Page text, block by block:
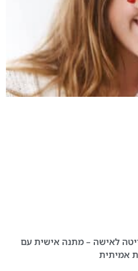
לאישה – מתנה אישית עם
אמיתית